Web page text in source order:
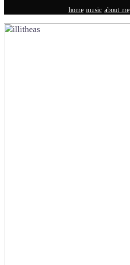
home music about me